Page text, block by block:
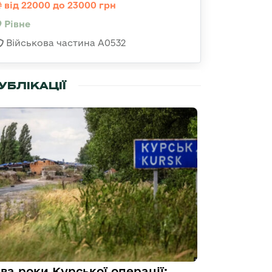
від 22000 до 23000 грн
Рівне
Військова частина А0532